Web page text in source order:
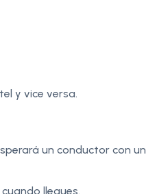
y vice versa.
un conductor con un
llegues.